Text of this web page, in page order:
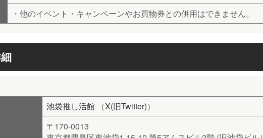
・他のイベント・キャンペーンやお買物券との併用はできません。
池袋推し活館（X(旧Twitter)）
〒170-0013